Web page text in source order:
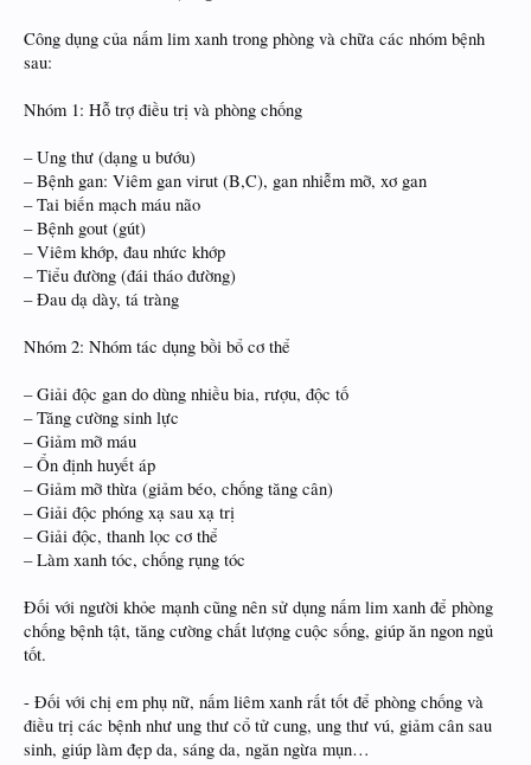
Công dụng của nấm lim xanh trong phòng và chữa các nhóm bệnh
sau:
Nhóm 1: Hỗ trợ điều trị và phòng chống
– Ung thư (dạng u bướu)
– Bệnh gan: Viêm gan virut (B,C), gan nhiễm mỡ, xơ gan
– Tai biến mạch máu não
– Bệnh gout (gút)
– Viêm khớp, đau nhức khớp
– Tiểu đường (đái tháo đường)
– Đau dạ dày, tá tràng
Nhóm 2: Nhóm tác dụng bồi bổ cơ thể
– Giải độc gan do dùng nhiều bia, rượu, độc tố
– Tăng cường sinh lực
– Giảm mỡ máu
– Ổn định huyết áp
– Giảm mỡ thừa (giảm béo, chống tăng cân)
– Giải độc phóng xạ sau xạ trị
– Giải độc, thanh lọc cơ thể
– Làm xanh tóc, chống rụng tóc
Đối với người khỏe mạnh cũng nên sử dụng nấm lim xanh để phòng
chống bệnh tật, tăng cường chất lượng cuộc sống, giúp ăn ngon ngủ
tốt.
- Đối với chị em phụ nữ, nấm liêm xanh rất tốt để phòng chống và
điều trị các bệnh như ung thư cổ tử cung, ung thư vú, giảm cân sau
sinh, giúp làm đẹp da, sáng da, ngăn ngừa mụn…